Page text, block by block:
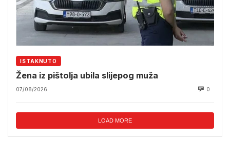
ISTAKNUTO
Žena iz pištolja ubila slijepog muža
07/08/2026 0
LOAD MORE